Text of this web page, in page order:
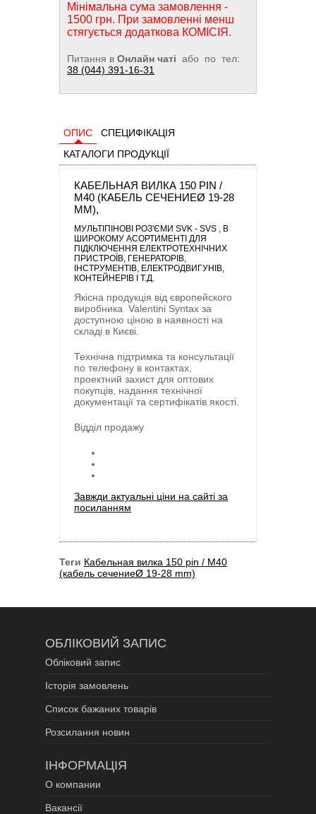
Мінімальна сума замовлення -
1500 грн. При замовленні менш
стягується додаткова КОМІСІЯ.
Питання в Онлайн чаті або по тел:
38 (044) 391-16-31
ОПИС
СПЕЦИФІКАЦІЯ
КАТАЛОГИ ПРОДУКЦІЇ
КАБЕЛЬНАЯ ВИЛКА 150 PIN /
M40 (КАБЕЛЬ СЕЧЕНИЕØ 19-28
MM),
МУЛЬТІПІНОВI РОЗ'ЄМИ SVK - SVS , В
ШИРОКОМУ АСОРТИМЕНТІ ДЛЯ
ПІДКЛЮЧЕННЯ ЕЛЕКТРОТЕХНІЧНИХ
ПРИСТРОЇВ, ГЕНЕРАТОРІВ,
ІНСТРУМЕНТІВ, ЕЛЕКТРОДВИГУНІВ,
КОНТЕЙНЕРІВ І Т.Д.
Якісна продукція від європейского
виробника Valentini Syntax за
доступною ціною в наявності на
складі в Києві.
Технічна підтримка та консультації
по телефону в контактах,
проектний захист для оптових
покупців, надання технічної
документації та сертифікатів якості.
Відділ продажу
Завжди актуальні ціни на сайті за
посиланням
Теги Кабельная вилка 150 pin / M40
(кабель сечениеØ 19-28 mm)
ОБЛІКОВИЙ ЗАПИС
Обліковий запис
Історія замовлень
Список бажаних товарів
Розсилання новин
ІНФОРМАЦІЯ
О компании
Вакансії